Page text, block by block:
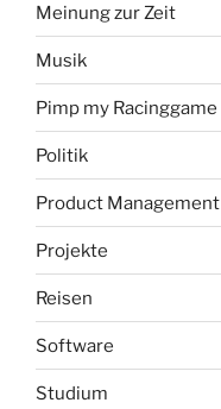
Meinung zur Zeit
Musik
Pimp my Racinggame
Politik
Product Management
Projekte
Reisen
Software
Studium